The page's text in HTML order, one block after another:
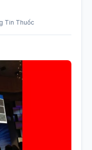
Tin Thuốc